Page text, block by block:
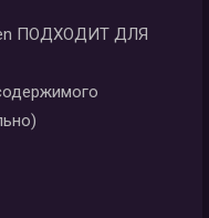
ПОДХОДИТ ДЛЯ